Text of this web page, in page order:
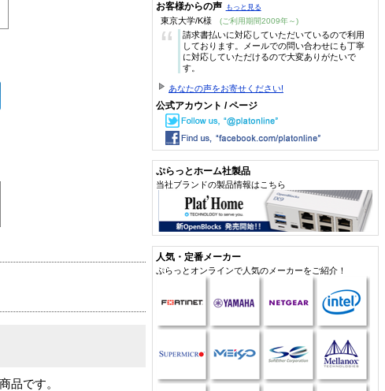
品です。
お客様からの声 もっと見る
東京大学/K様 (ご利用期間2009年～)
“
請求書払いに対応していただいているので利用
しております。メールでの問い合わせにも丁寧
に対応していただけるので大変ありがたいで
す。
あなたの声をお寄せください!
公式アカウント / ページ
ぷらっとホーム社製品
当社ブランドの製品情報はこちら
人気・定番メーカー
ぷらっとオンラインで人気のメーカーをご紹介！